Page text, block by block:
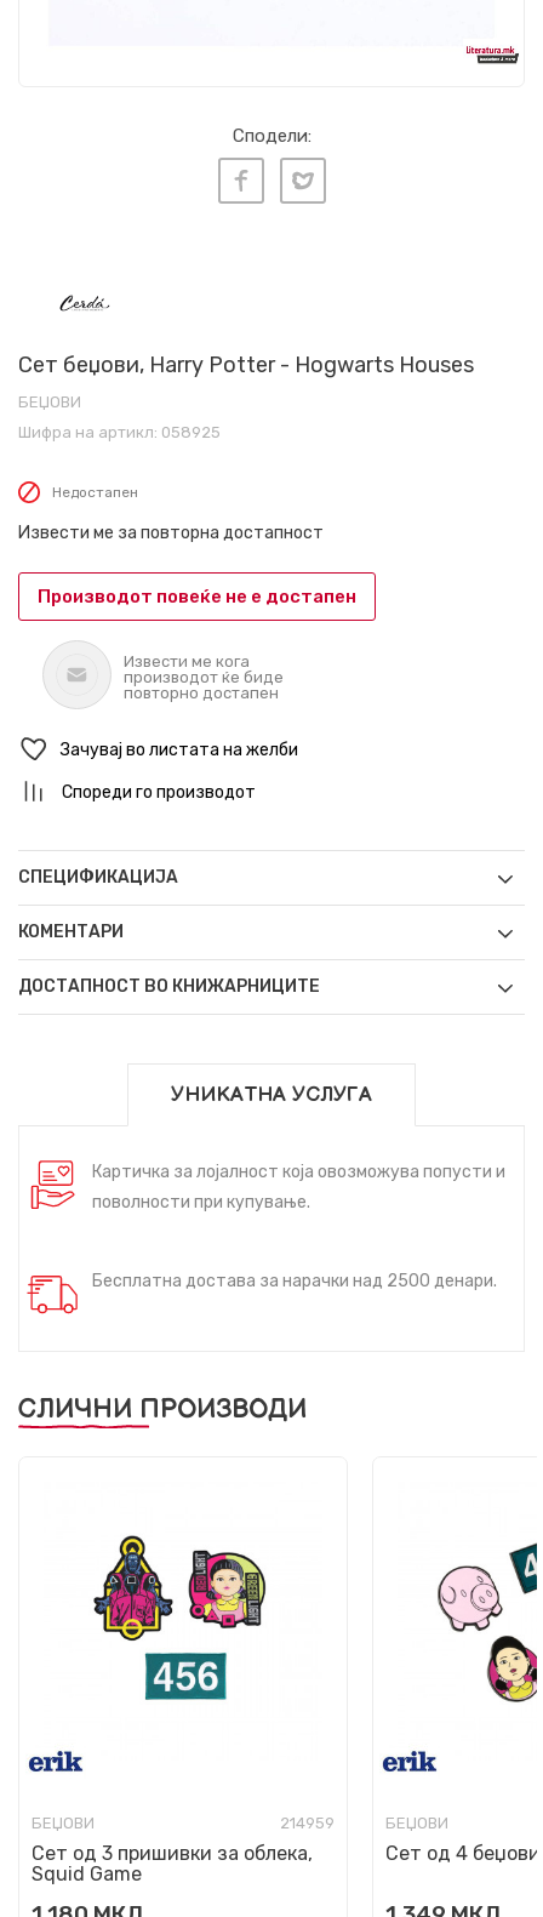
Сподели:
Сет беџови, Harry Potter - Hogwarts Houses
БЕЏОВИ
Шифра на артикл: 058925
Недостапен
Извести ме за повторна достапност
Производот повеќе не е достапен
Извести ме кога
производот ќе биде
повторно достапен
Зачувај во листата на желби
Спореди го производот
СПЕЦИФИКАЦИЈА
КОМЕНТАРИ
ДОСТАПНОСТ ВО КНИЖАРНИЦИТЕ
УНИКАТНА УСЛУГА
Картичка за лојалност која овозможува попусти и
поволности при купување.
Бесплатна достава за нарачки над 2500 денари.
СЛИЧНИ ПРОИЗВОДИ
БЕЏОВИ 214959
Сет од 3 пришивки за облека,
Squid Game
БЕЏОВИ
Сет од 4